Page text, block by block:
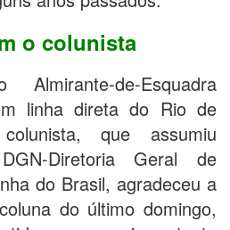
o colunista
de-Esquadra
linha direta do Rio de
que assumiu
Diretoria Geral de
do Brasil, agradeceu a
do último domingo,